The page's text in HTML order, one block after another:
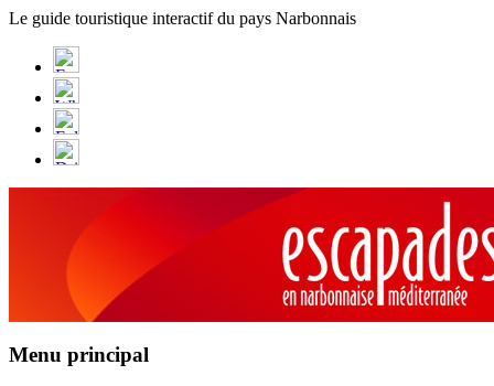
Panneau de gestion des cookies
Le guide touristique interactif du pays Narbonnais
Menu principal